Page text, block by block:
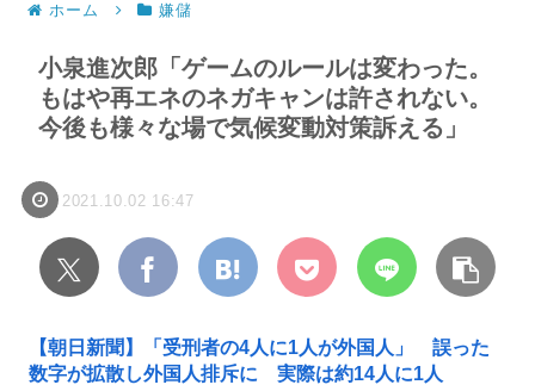
ホーム 嫌儲
小泉進次郎「ゲームのルールは変わった。
もはや再エネのネガキャンは許されない。
今後も様々な場で気候変動対策訴える」
2021.10.02 16:47
【朝日新聞】「受刑者の4人に1人が外国人」 誤った
数字が拡散し外国人排斥に 実際は約14人に1人